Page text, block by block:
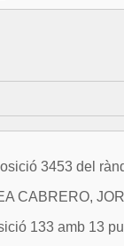
3453 del
CABRERO,
133 amb 13